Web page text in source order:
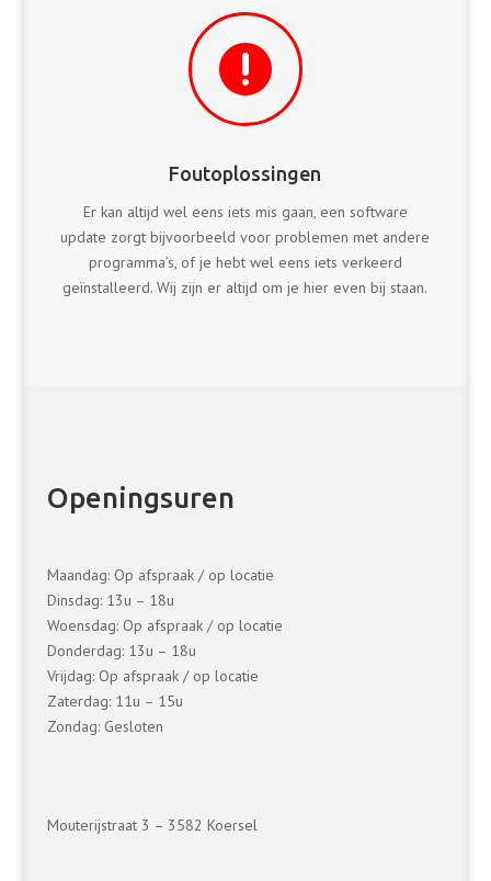

Foutoplossingen
Er kan altijd wel eens iets mis gaan, een software
update zorgt bijvoorbeeld voor problemen met andere
programma’s, of je hebt wel eens iets verkeerd
geïnstalleerd. Wij zijn er altijd om je hier even bij staan.
Openingsuren
Maandag: Op afspraak / op locatie
Dinsdag: 13u – 18u
Woensdag: Op afspraak / op locatie
Donderdag: 13u – 18u
Vrijdag: Op afspraak / op locatie
Zaterdag: 11u – 15u
Zondag: Gesloten
Mouterijstraat 3 – 3582 Koersel